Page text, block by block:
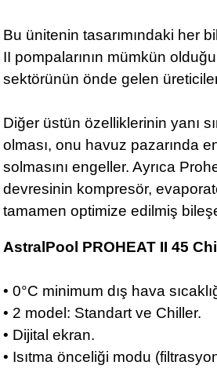
Bu ünitenin tasarımındaki her
II pompalarının mümkün
sektörünün önde gelen
Diğer üstün özelliklerinin yanı
olması, onu havuz pazarında
solmasını engeller. Ayrıca
devresinin kompresör,
tamamen optimize edilmiş
AstralPool PROHEAT II 45
• 0°C minimum dış hava
• 2 model: Standart ve Chiller.
• Dijital ekran.
• Isıtma önceliği modu